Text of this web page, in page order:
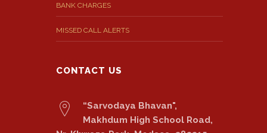
BANK CHARGES
MISSED CALL ALERTS
CONTACT US
“Sarvodaya Bhavan",
Makhdum High School Road,